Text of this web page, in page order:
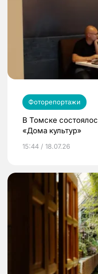
Фоторепортажи
В Томске
«Дома культур»
15:44 / 18.07.26